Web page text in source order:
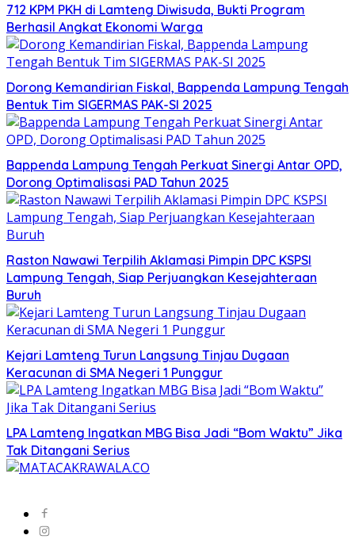
712 KPM PKH di Lamteng Diwisuda, Bukti Program
Berhasil Angkat Ekonomi Warga
Dorong Kemandirian Fiskal, Bappenda Lampung Tengah
Bentuk Tim SIGERMAS PAK-SI 2025
Bappenda Lampung Tengah Perkuat Sinergi Antar OPD,
Dorong Optimalisasi PAD Tahun 2025
Raston Nawawi Terpilih Aklamasi Pimpin DPC KSPSI
Lampung Tengah, Siap Perjuangkan Kesejahteraan
Buruh
Kejari Lamteng Turun Langsung Tinjau Dugaan
Keracunan di SMA Negeri 1 Punggur
LPA Lamteng Ingatkan MBG Bisa Jadi “Bom Waktu” Jika
Tak Ditangani Serius